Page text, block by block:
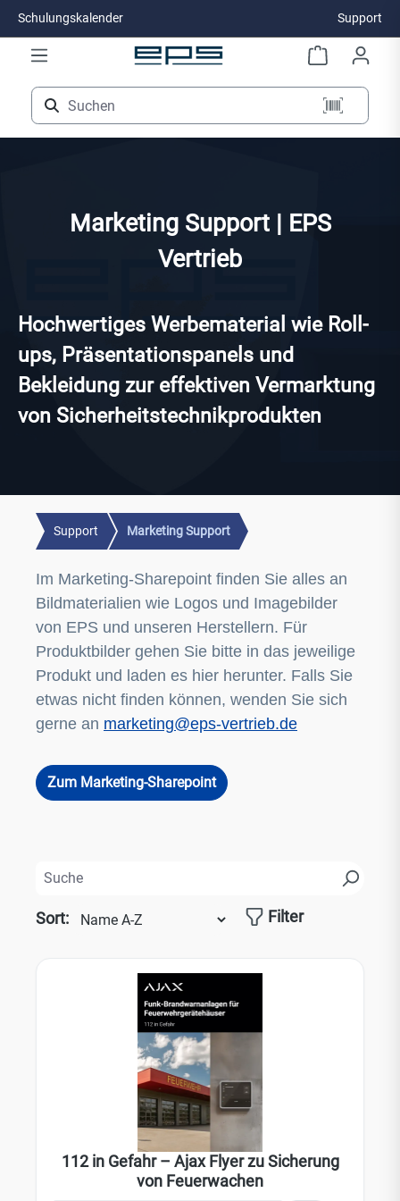
Zum Hauptinhalt springen
Schulungskalender Support
Marketing Support | EPS
Vertrieb
Hochwertiges Werbematerial wie Roll-
ups, Präsentationspanels und
Bekleidung zur effektiven Vermarktung
von Sicherheitstechnikprodukten
Support Marketing Support
Im Marketing-Sharepoint finden Sie alles an
Bildmaterialien wie Logos und Imagebilder
von EPS und unseren Herstellern. Für
Produktbilder gehen Sie bitte in das jeweilige
Produkt und laden es hier herunter. Falls Sie
etwas nicht finden können, wenden Sie sich
gerne an marketing@eps-vertrieb.de
Zum Marketing-Sharepoint
Filter
Sort:
112 in Gefahr – Ajax Flyer zu Sicherung
von Feuerwachen